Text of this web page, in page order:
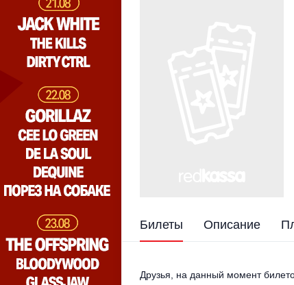
Билеты Описание
Друзья, на данный момент